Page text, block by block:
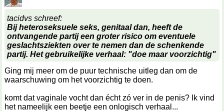
tacidvs schreef:
Bij heteroseksuele seks, genitaal dan, heeft de
ontvangende partij een groter risico om eventuele
geslachtsziekten over te nemen dan de schenkende
partij. Het gebruikelijke verhaal: "doe maar voorzichtig"
Ging mij meer om de puur technische uitleg dan om de
waarschuwing om het voorzichtig te doen.
komt dat vaginale vocht dan écht zó ver in de penis? Ik vind
het nameelijk een beetje een onlogisch verhaal...